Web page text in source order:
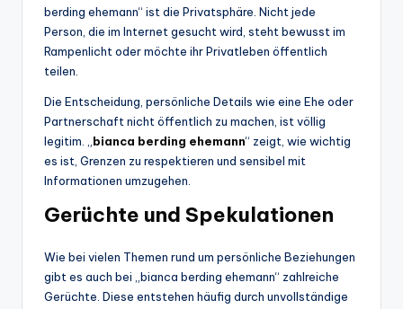
berding ehemann“ ist die Privatsphäre. Nicht jede
Person, die im Internet gesucht wird, steht bewusst im
Rampenlicht oder möchte ihr Privatleben öffentlich
teilen.
Die Entscheidung, persönliche Details wie eine Ehe oder
Partnerschaft nicht öffentlich zu machen, ist völlig
legitim. „ bianca berding ehemann“ zeigt, wie wichtig
es ist, Grenzen zu respektieren und sensibel mit
Informationen umzugehen.
Gerüchte und Spekulationen
Wie bei vielen Themen rund um persönliche Beziehungen
gibt es auch bei „bianca berding ehemann“ zahlreiche
Gerüchte. Diese entstehen häufig durch unvollständige